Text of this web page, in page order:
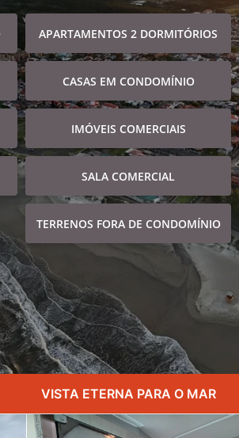
APARTAMENTOS 2 DORMITÓRIOS
CASAS EM CONDOMÍNIO
IMÓVEIS COMERCIAIS
SALA COMERCIAL
TERRENOS FORA DE CONDOMÍNIO
VISTA ETERNA PARA O MAR